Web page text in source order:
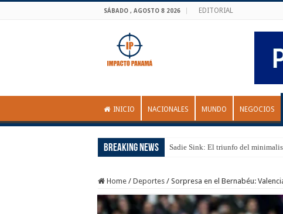
SÁBADO , AGOSTO 8 2026 EDITORIAL
INICIO NACIONALES MUNDO NEGOCIOS
Breaking News Sadie Sink: El triunfo del
Home / Deportes / Sorpresa en el Bernabéu: